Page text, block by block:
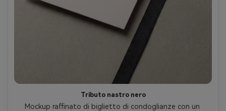
Tributo nastro nero
Mockup raffinato di biglietto di condoglianze con un